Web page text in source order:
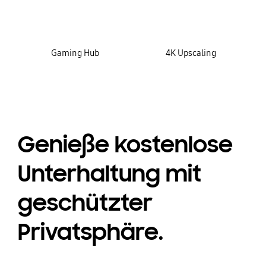
Gaming Hub 4K Upscaling
Genieße kostenlose
Unterhaltung mit
geschützter
Privatsphäre.